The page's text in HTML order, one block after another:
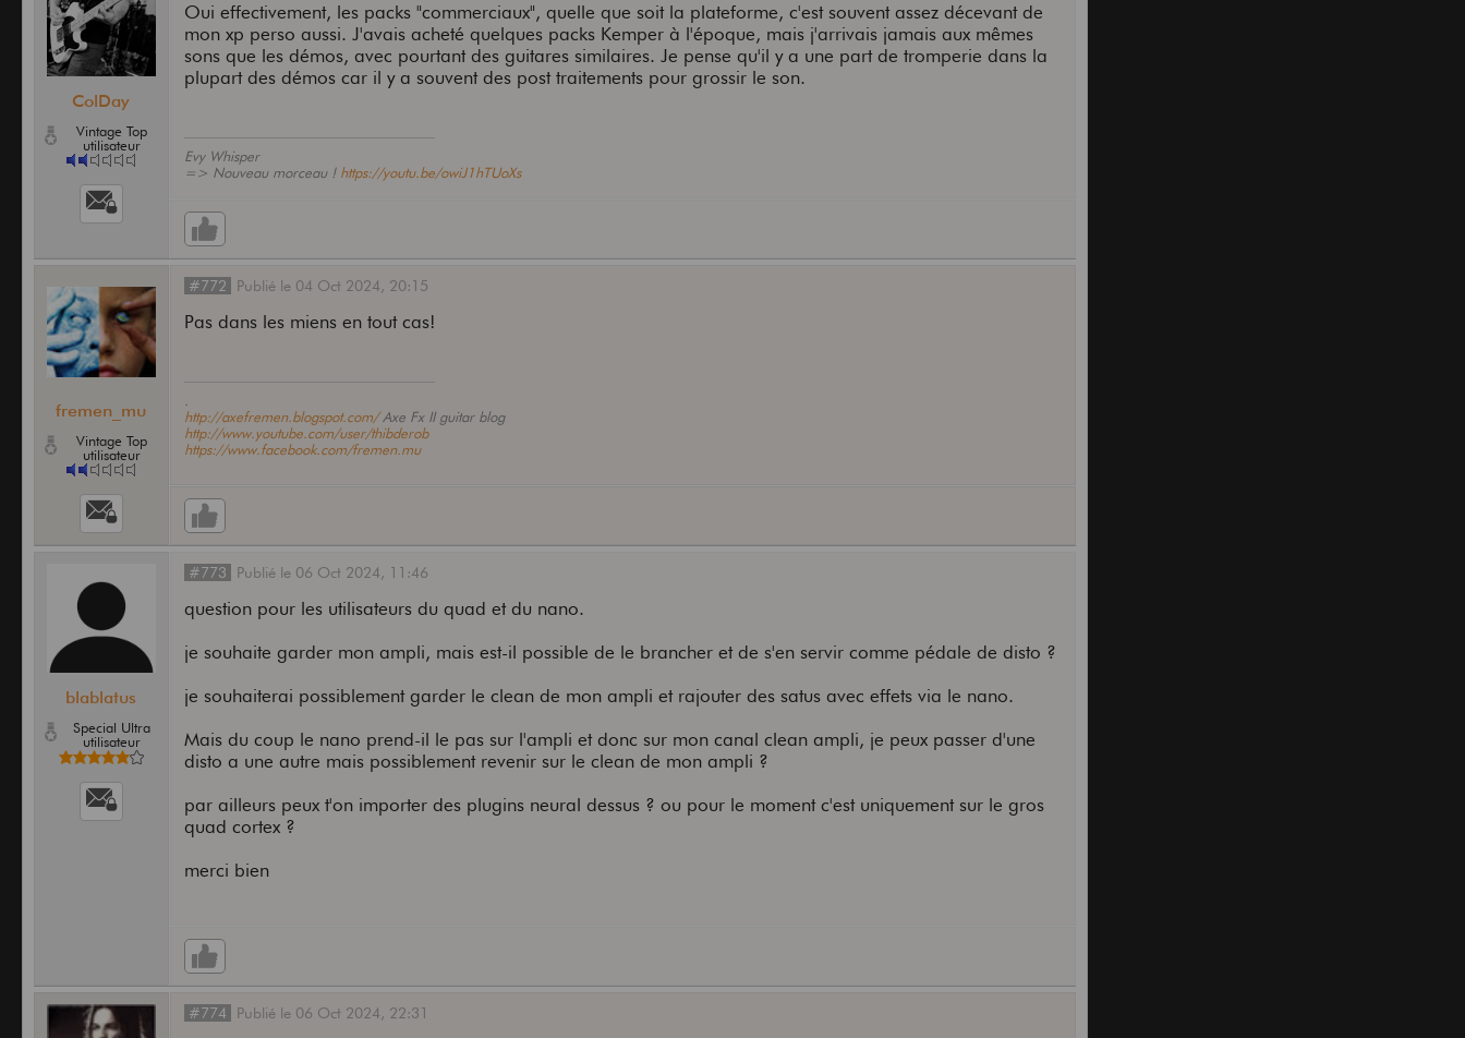
ColDay
Vintage Top
utilisateur
Oui effectivement, les packs "commerciaux", quelle que soit la plateforme, c'est souvent assez décevant de
mon xp perso aussi. J'avais acheté quelques packs Kemper à l'époque, mais j'arrivais jamais aux mêmes
sons que les démos, avec pourtant des guitares similaires. Je pense qu'il y a une part de tromperie dans la
plupart des démos car il y a souvent des post traitements pour grossir le son.
Evy Whisper
=> Nouveau morceau ! https://youtu.be/owiJ1hTUoXs
fremen_mu
Vintage Top
utilisateur
#772 Publié le 04 Oct 2024, 20:15
Pas dans les miens en tout cas!
.
http://axefremen.blogspot.com/Axe Fx II guitar blog
http://www.youtube.com/user/thibderob
https://www.facebook.com/fremen.mu
blablatus
Special Ultra
utilisateur
#773 Publié le 06 Oct 2024, 11:46
question pour les utilisateurs du quad et du nano.
je souhaite garder mon ampli, mais est-il possible de le brancher et de s'en servir comme pédale de disto ?
je souhaiterai possiblement garder le clean de mon ampli et rajouter des satus avec effets via le nano.
Mais du coup le nano prend-il le pas sur l'ampli et donc sur mon canal clean ampli, je peux passer d'une
disto a une autre mais possiblement revenir sur le clean de mon ampli ?
par ailleurs peux t'on importer des plugins neural dessus ? ou pour le moment c'est uniquement sur le gros
quad cortex ?
merci bien
#774 Publié le 06 Oct 2024, 22:31